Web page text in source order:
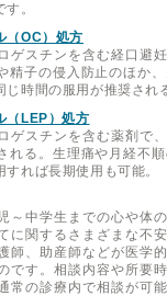
。
（OC）処方
ゲスチンを含む経口避
精子の侵入防止のほか
時間の服用が推奨され
（LEP）処方
ゲスチンを含む薬剤で
れる。生理痛や月経不
れば長期使用も可能。
～中学生までの心や体
に関するさまざまな不
師、助産師などが医学
です。相談内容や所要
常の診療内で相談が可